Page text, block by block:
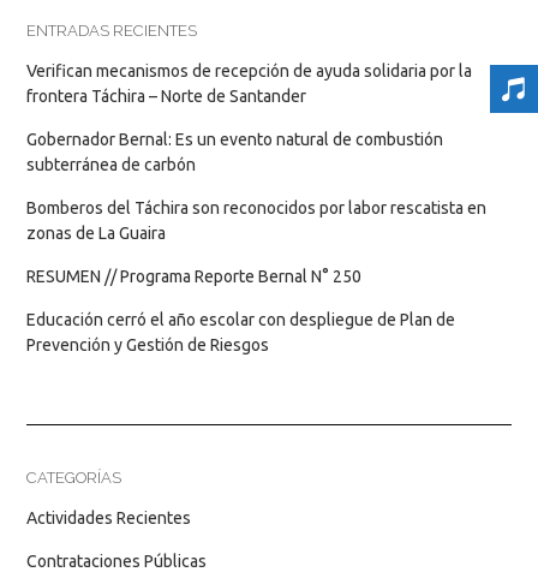
ENTRADAS RECIENTES
Verifican mecanismos de recepción de ayuda solidaria por la
frontera Táchira – Norte de Santander
Gobernador Bernal: Es un evento natural de combustión
subterránea de carbón
Bomberos del Táchira son reconocidos por labor rescatista en
zonas de La Guaira
RESUMEN // Programa Reporte Bernal N° 250
Educación cerró el año escolar con despliegue de Plan de
Prevención y Gestión de Riesgos
CATEGORÍAS
Actividades Recientes
Contrataciones Públicas